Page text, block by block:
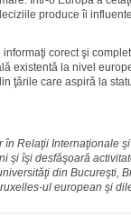
produce îi
corect şi
existentă la nivel
ţările care aspiră la
în Relaţii Internaţionale
şi îşi desfăşoară
din Bucureşti,
ul european şi